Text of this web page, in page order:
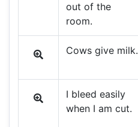
out of the
room.
Cows give milk.
I bleed easily
when I am cut.